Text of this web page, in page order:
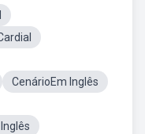
CenárioEm Inglês